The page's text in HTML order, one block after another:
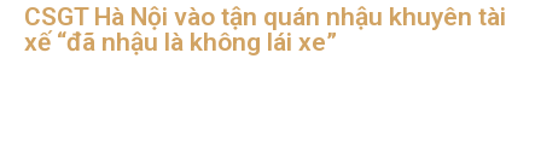
CSGT Hà Nội vào tận quán nhậu khuyên tài
xế “đã nhậu là không lái xe”